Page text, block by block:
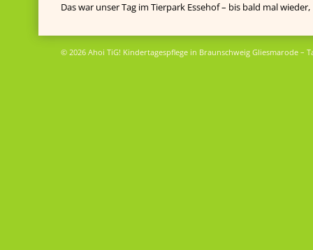
Das war unser Tag im Tierpark Essehof – bis bald mal wieder,
© 2026 Ahoi TiG! Kindertagespflege in Braunschweig Gliesmarode –